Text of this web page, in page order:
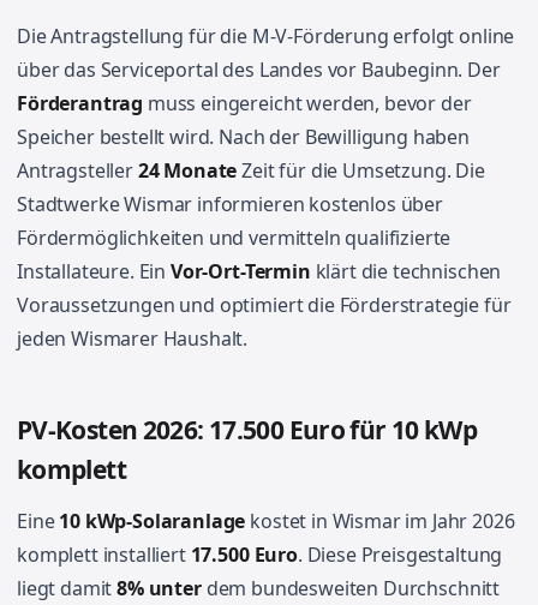
Die Antragstellung für die M-V-Förderung erfolgt online
über das Serviceportal des Landes vor Baubeginn. Der
Förderantrag muss eingereicht werden, bevor der
Speicher bestellt wird. Nach der Bewilligung haben
Antragsteller24 MonateZeit für die Umsetzung. Die
Stadtwerke Wismar informieren kostenlos über
Fördermöglichkeiten und vermitteln qualifizierte
Installateure. Ein Vor-Ort-Termin klärt die technischen
Voraussetzungen und optimiert die Förderstrategie für
jeden Wismarer Haushalt.
PV-Kosten 2026: 17.500 Euro für 10 kWp
komplett
Eine10 kWp-Solaranlage kostet in Wismar im Jahr 2026
komplett installiert 17.500 Euro. Diese Preisgestaltung
liegt damit8% unterdem bundesweiten Durchschnitt